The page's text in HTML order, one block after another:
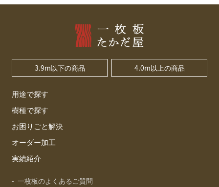
3.9m以下の商品 4.0m以上の商品
用途で探す
樹種で探す
お困りごと解決
オーダー加工
実績紹介
一枚板のよくあるご質問